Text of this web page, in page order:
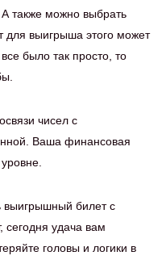
А также можно выбрать
для выигрыша этого может
было так просто, то
чисел с
Ваша финансовая
выигрышный билет с
удача вам
головы и логики в